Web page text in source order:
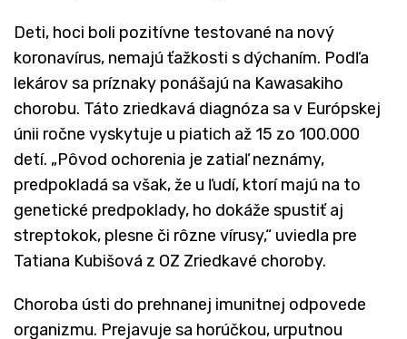
Deti, hoci boli pozitívne testované na nový
koronavírus, nemajú ťažkosti s dýchaním. Podľa
lekárov sa príznaky ponášajú na Kawasakiho
chorobu. Táto zriedkavá diagnóza sa v Európskej
únii ročne vyskytuje u piatich až 15 zo 100.000
detí. „Pôvod ochorenia je zatiaľ neznámy,
predpokladá sa však, že u ľudí, ktorí majú na to
genetické predpoklady, ho dokáže spustiť aj
streptokok, plesne či rôzne vírusy,“ uviedla pre
Tatiana Kubišová z OZ Zriedkavé choroby.
Choroba ústi do prehnanej imunitnej odpovede
organizmu. Prejavuje sa horúčkou, urputnou